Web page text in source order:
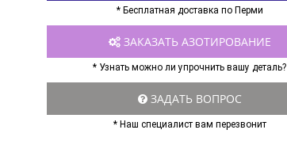
* Бесплатная доставка по Перми
ЗАКАЗАТЬ АЗОТИРОВАНИЕ
* Узнать можно ли упрочнить вашу деталь?
ЗАДАТЬ ВОПРОС
* Наш специалист вам перезвонит